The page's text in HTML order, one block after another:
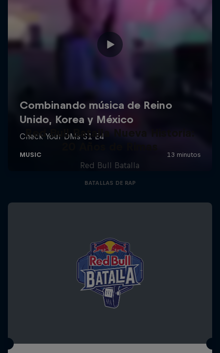
Red Bull Batalla Nueva Historia:
Red Bull Batalla
BATALLAS DE RAP